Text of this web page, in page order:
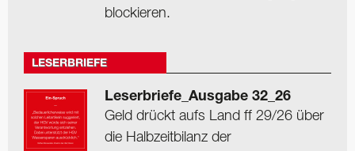
blockieren.
LESERBRIEFE
Leserbriefe_Ausgabe 32_26
Geld drückt aufs Land ff 29/26 über
die Halbzeitbilanz der